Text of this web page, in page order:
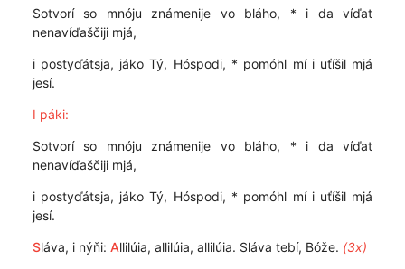
Sotvorí so mnóju známenije vo bláho, * i da víďat
nenavíďaščiji mjá,
i postyďátsja, jáko Tý, Hóspodi, * pomóhl mí i uťíšil mjá
jesí.
I páki:
Sotvorí so mnóju známenije vo bláho, * i da víďat
nenavíďaščiji mjá,
i postyďátsja, jáko Tý, Hóspodi, * pomóhl mí i uťíšil mjá
jesí.
Sláva, i nýňi: Allilúia, allilúia, allilúia. Sláva tebí, Bóže. (3x)